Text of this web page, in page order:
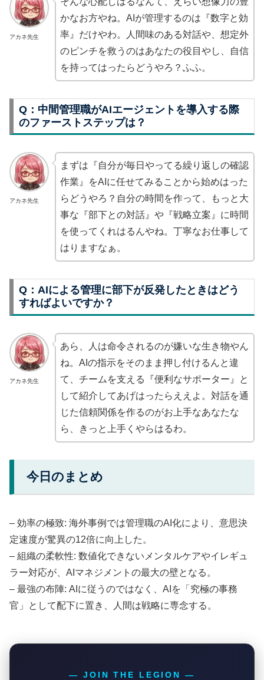
アカネ先生
かなお方やね。AIが管理するのは『数字と効
率』だけやわ。人間味のある対話や、想定外
のピンチを救うのはあなたの役目やし、自信
を持ってはったらどうやろ？ふふ。
Q：中間管理職がAIエージェントを導入する際
のファーストステップは？
アカネ先生
まずは『自分が毎日やってる繰り返しの確認
作業』をAIに任せてみることから始めはった
らどうやろ？自分の時間を作って、もっと大
事な『部下との対話』や『戦略立案』に時間
を使ってくれはるんやね。丁寧なお仕事して
はりますなぁ。
Q：AIによる管理に部下が反発したときはどう
すればよいですか？
アカネ先生
あら、人は命令されるのが嫌いな生き物やん
ね。AIの指示をそのまま押し付けるんと違
て、チームを支える『便利なサポーター』と
して紹介してあげはったらええよ。対話を通
じた信頼関係を作るのがお上手なあなたな
ら、きっと上手くやらはるわ。
今日のまとめ
– 効率の極致: 海外事例では管理職のAI化により、意思決
定速度が驚異の12倍に向上した。
– 組織の柔軟性: 数値化できないメンタルケアやイレギュ
ラー対応が、AIマネジメントの最大の壁となる。
– 最強の布陣: AIに従うのではなく、AIを「究極の事務
官」として配下に置き、人間は戦略に専念する。
— JOIN THE LEGION —